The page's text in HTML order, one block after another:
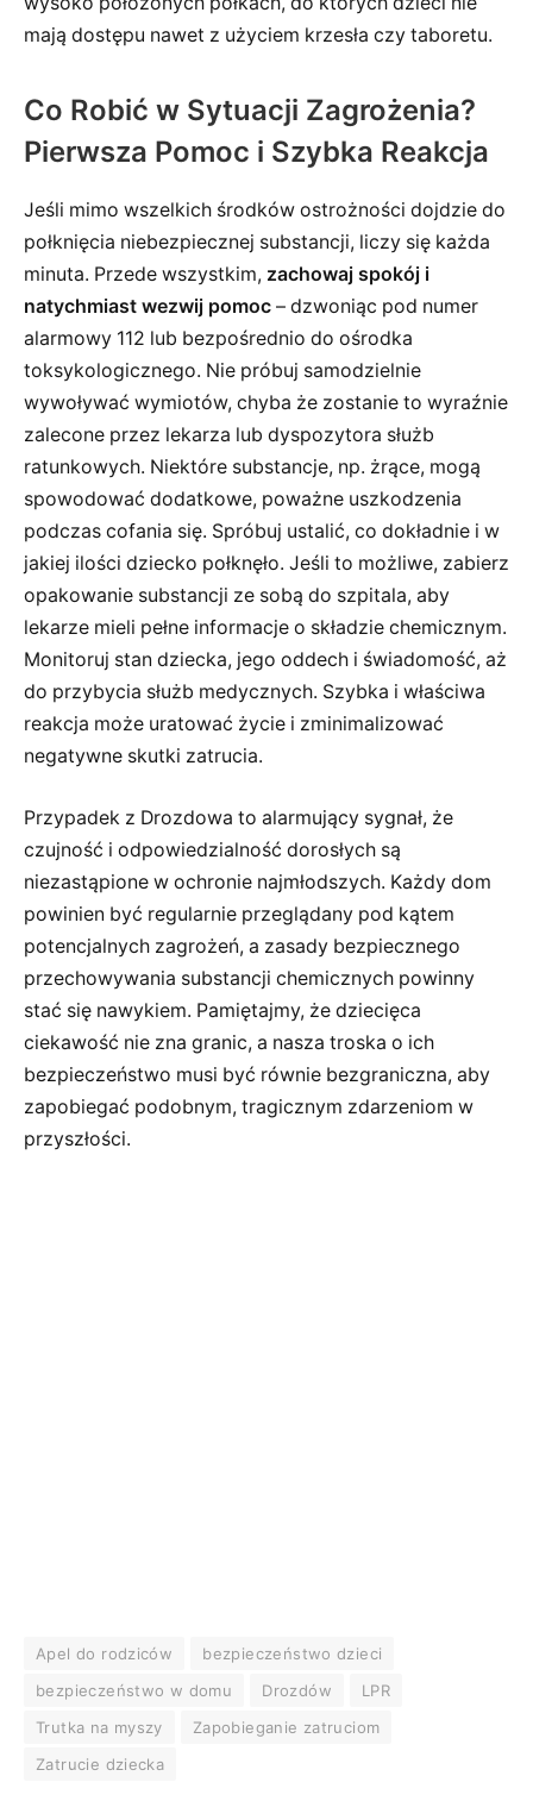
mają dostępu nawet z użyciem krzesła czy taboretu.
Co Robić w Sytuacji Zagrożenia?
Pierwsza Pomoc i Szybka Reakcja
Jeśli mimo wszelkich środków ostrożności dojdzie do
połknięcia niebezpiecznej substancji, liczy się każda
minuta. Przede wszystkim, zachowaj spokój i
natychmiast wezwij pomoc – dzwoniąc pod numer
alarmowy 112 lub bezpośrednio do ośrodka
toksykologicznego. Nie próbuj samodzielnie
wywoływać wymiotów, chyba że zostanie to wyraźnie
zalecone przez lekarza lub dyspozytora służb
ratunkowych. Niektóre substancje, np. żrące, mogą
spowodować dodatkowe, poważne uszkodzenia
podczas cofania się. Spróbuj ustalić, co dokładnie i w
jakiej ilości dziecko połknęło. Jeśli to możliwe, zabierz
opakowanie substancji ze sobą do szpitala, aby
lekarze mieli pełne informacje o składzie chemicznym.
Monitoruj stan dziecka, jego oddech i świadomość, aż
do przybycia służb medycznych. Szybka i właściwa
reakcja może uratować życie i zminimalizować
negatywne skutki zatrucia.
Przypadek z Drozdowa to alarmujący sygnał, że
czujność i odpowiedzialność dorosłych są
niezastąpione w ochronie najmłodszych. Każdy dom
powinien być regularnie przeglądany pod kątem
potencjalnych zagrożeń, a zasady bezpiecznego
przechowywania substancji chemicznych powinny
stać się nawykiem. Pamiętajmy, że dziecięca
ciekawość nie zna granic, a nasza troska o ich
bezpieczeństwo musi być równie bezgraniczna, aby
zapobiegać podobnym, tragicznym zdarzeniom w
przyszłości.
Apel do rodziców
bezpieczeństwo dzieci
bezpieczeństwo w domu
Drozdów
LPR
Trutka na myszy
Zapobieganie zatruciom
Zatrucie dziecka